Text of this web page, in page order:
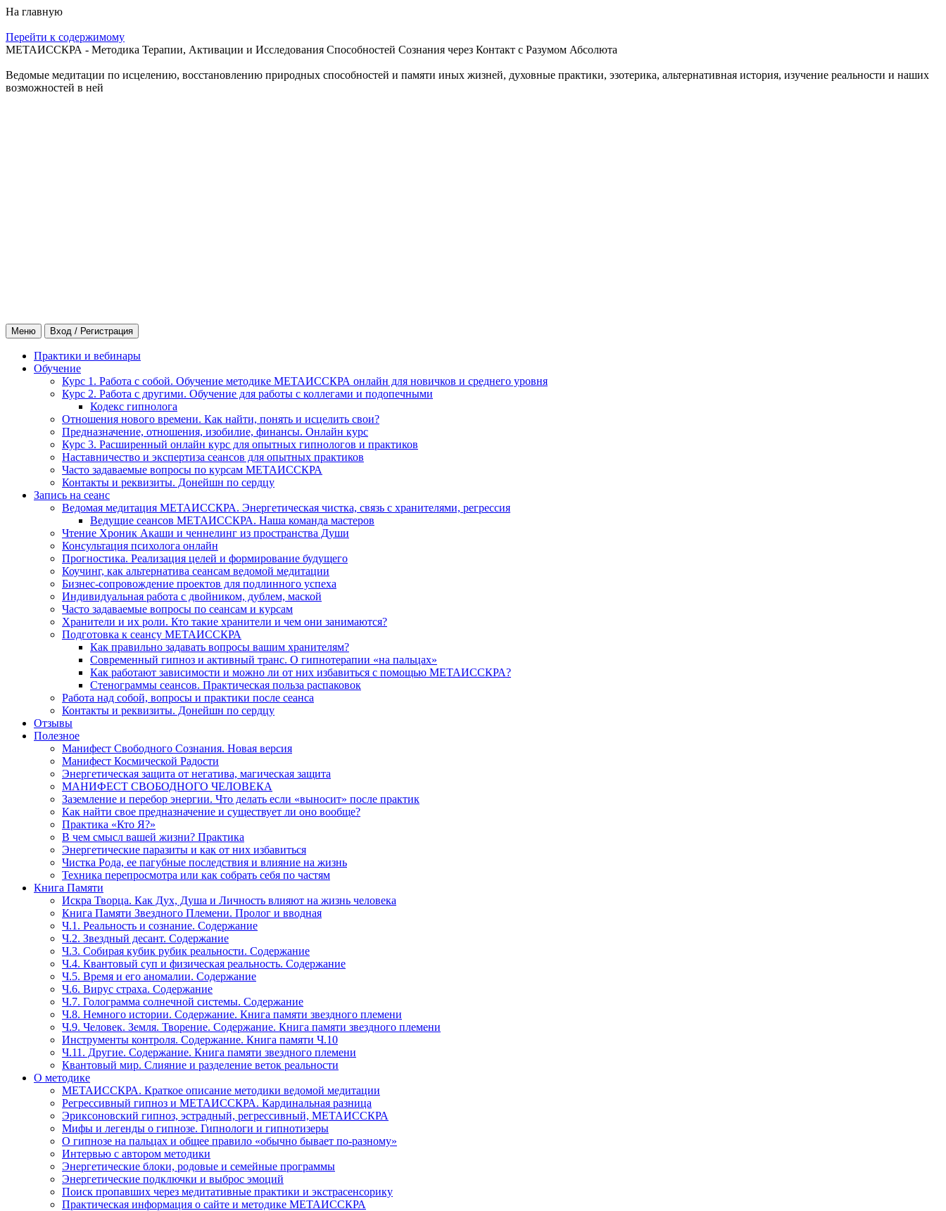
На главную
Перейти к содержимому
МЕТАИССКРА - Методика Терапии, Активации и Исследования Способностей Сознания через Контакт с Разумом Абсолюта
Ведомые медитации по исцелению, восстановлению природных способностей и памяти иных жизней, духовные практики, эзотерика, альтернативная история, изучение реальности и наших
возможностей в ней
Меню Вход / Регистрация
Практики и вебинары
Обучение
Курс 1. Работа с собой. Обучение методике МЕТАИССКРА онлайн для новичков и среднего уровня
Курс 2. Работа с другими. Обучение для работы с коллегами и подопечными
Кодекс гипнолога
Отношения нового времени. Как найти, понять и исцелить свои?
Предназначение, отношения, изобилие, финансы. Онлайн курс
Курс 3. Расширенный онлайн курс для опытных гипнологов и практиков
Наставничество и экспертиза сеансов для опытных практиков
Часто задаваемые вопросы по курсам МЕТАИССКРА
Контакты и реквизиты. Донейшн по сердцу
Запись на сеанс
Ведомая медитация МЕТАИССКРА. Энергетическая чистка, связь с хранителями, регрессия
Ведущие сеансов МЕТАИССКРА. Наша команда мастеров
Чтение Хроник Акаши и ченнелинг из пространства Души
Консультация психолога онлайн
Прогностика. Реализация целей и формирование будущего
Коучинг, как альтернатива сеансам ведомой медитации
Бизнес-сопровождение проектов для подлинного успеха
Индивидуальная работа с двойником, дублем, маской
Часто задаваемые вопросы по сеансам и курсам
Хранители и их роли. Кто такие хранители и чем они занимаются?
Подготовка к сеансу МЕТАИССКРА
Как правильно задавать вопросы вашим хранителям?
Современный гипноз и активный транс. О гипнотерапии «на пальцах»
Как работают зависимости и можно ли от них избавиться с помощью МЕТАИССКРА?
Стенограммы сеансов. Практическая польза распаковок
Работа над собой, вопросы и практики после сеанса
Контакты и реквизиты. Донейшн по сердцу
Отзывы
Полезное
Манифест Свободного Сознания. Новая версия
Манифест Космической Радости
Энергетическая защита от негатива, магическая защита
МАНИФЕСТ СВОБОДНОГО ЧЕЛОВЕКА
Заземление и перебор энергии. Что делать если «выносит» после практик
Как найти свое предназначение и существует ли оно вообще?
Практика «Кто Я?»
В чем смысл вашей жизни? Практика
Энергетические паразиты и как от них избавиться
Чистка Рода, ее пагубные последствия и влияние на жизнь
Техника перепросмотра или как собрать себя по частям
Книга Памяти
Искра Творца. Как Дух, Душа и Личность влияют на жизнь человека
Книга Памяти Звездного Племени. Пролог и вводная
Ч.1. Реальность и сознание. Содержание
Ч.2. Звездный десант. Содержание
Ч.3. Собирая кубик рубик реальности. Содержание
Ч.4. Квантовый суп и физическая реальность. Содержание
Ч.5. Время и его аномалии. Содержание
Ч.6. Вирус страха. Содержание
Ч.7. Голограмма солнечной системы. Содержание
Ч.8. Немного истории. Содержание. Книга памяти звездного племени
Ч.9. Человек. Земля. Творение. Содержание. Книга памяти звездного племени
Инструменты контроля. Содержание. Книга памяти Ч.10
Ч.11. Другие. Содержание. Книга памяти звездного племени
Квантовый мир. Слияние и разделение веток реальности
О методике
МЕТАИССКРА. Краткое описание методики ведомой медитации
Регрессивный гипноз и МЕТАИССКРА. Кардинальная разница
Эриксоновский гипноз, эстрадный, регрессивный, МЕТАИССКРА
Мифы и легенды о гипнозе. Гипнологи и гипнотизеры
О гипнозе на пальцах и общее правило «обычно бывает по-разному»
Интервью с автором методики
Энергетические блоки, родовые и семейные программы
Энергетические подключки и выброс эмоций
Поиск пропавших через медитативные практики и экстрасенсорику
Практическая информация о сайте и методике МЕТАИССКРА